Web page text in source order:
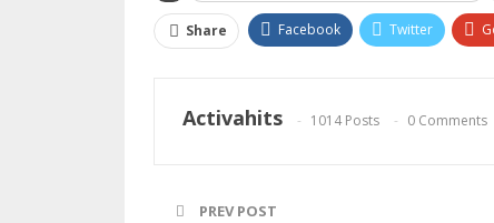
Share Facebook Twitter
Activahits 1014 Posts 0 Comments
PREV POST